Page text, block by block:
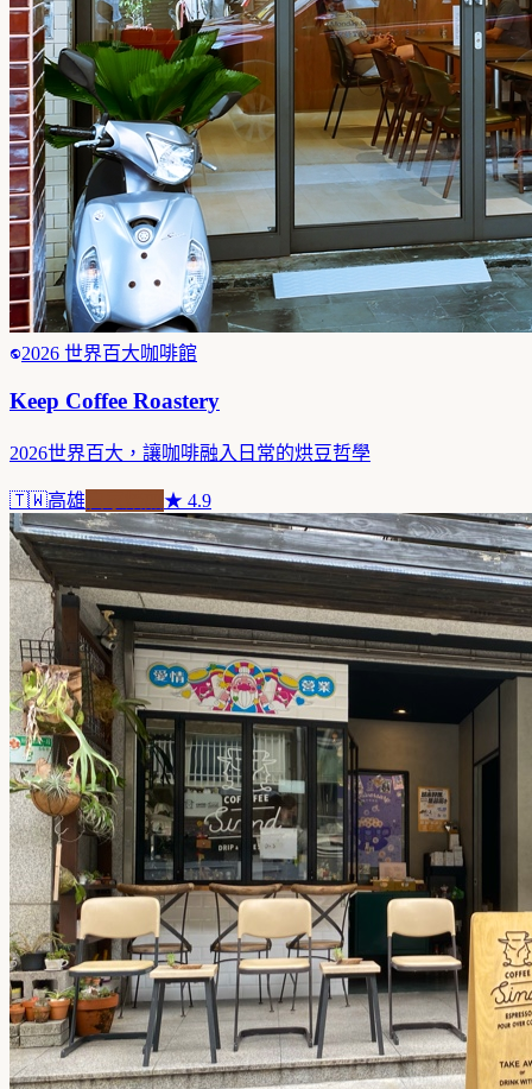
2026 世界百大咖啡館
Keep Coffee Roastery
2026世界百大，讓咖啡融入日常的烘豆哲學
🇹🇼高雄 ★ 4.9